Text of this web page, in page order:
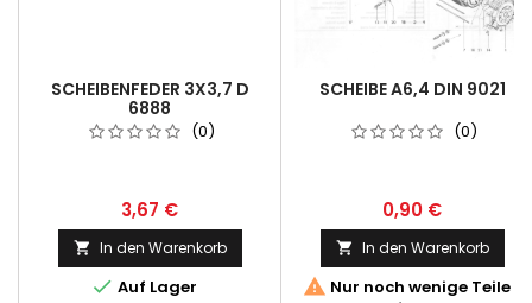
SCHEIBENFEDER 3X3,7 D
6888
(0)
3,67 €
 In den Warenkorb
 Auf Lager
SCHEIBE A6,4 DIN 9021
(0)
0,90 €
 In den Warenkorb
 Nur noch wenige Teile